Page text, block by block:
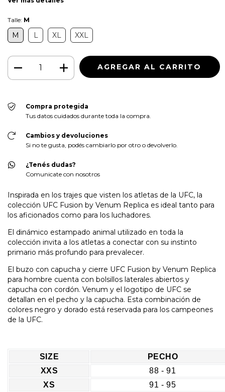
Talle: M
M L XL XXL
Compra protegida
Tus datos cuidados durante toda la compra.
Cambios y devoluciones
Si no te gusta, podés cambiarlo por otro o devolverlo.
¿Tenés dudas?
Comunicate con nosotros
Inspirada en los trajes que visten los atletas de la UFC, la
colección UFC Fusion by Venum Replica es ideal tanto para
los aficionados como para los luchadores.
El dinámico estampado animal utilizado en toda la
colección invita a los atletas a conectar con su instinto
primario más profundo para prevalecer.
El buzo con capucha y cierre UFC Fusion by Venum Replica
para hombre cuenta con bolsillos laterales abiertos y
capucha con cordón. Venum y el logotipo de UFC se
detallan en el pecho y la capucha. Esta combinación de
colores negro y dorado está reservada para los campeones
de la UFC.
SIZE
PECHO
XXS
88 - 91
XS
91 - 95